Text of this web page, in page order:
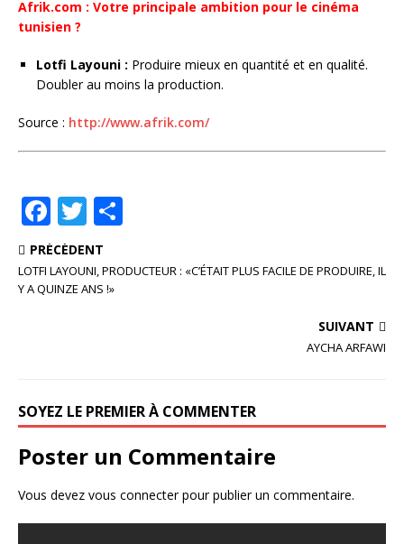
Afrik.com : Votre principale ambition pour le cinéma
tunisien ?
Lotfi Layouni : Produire mieux en quantité et en qualité.
Doubler au moins la production.
Source : http://www.afrik.com/
F
a
c
e
k
T
w
it
te
ta
PRÉCÉDENT
LOTFI LAYOUNI, PRODUCTEUR : «C’ÉTAIT PLUS FACILE DE PRODUIRE, IL
Y A QUINZE ANS !»
SUIVANT
AYCHA ARFAWI
SOYEZ LE PREMIER À COMMENTER
Poster un Commentaire
Vous devez vous connecterpour publier un commentaire.